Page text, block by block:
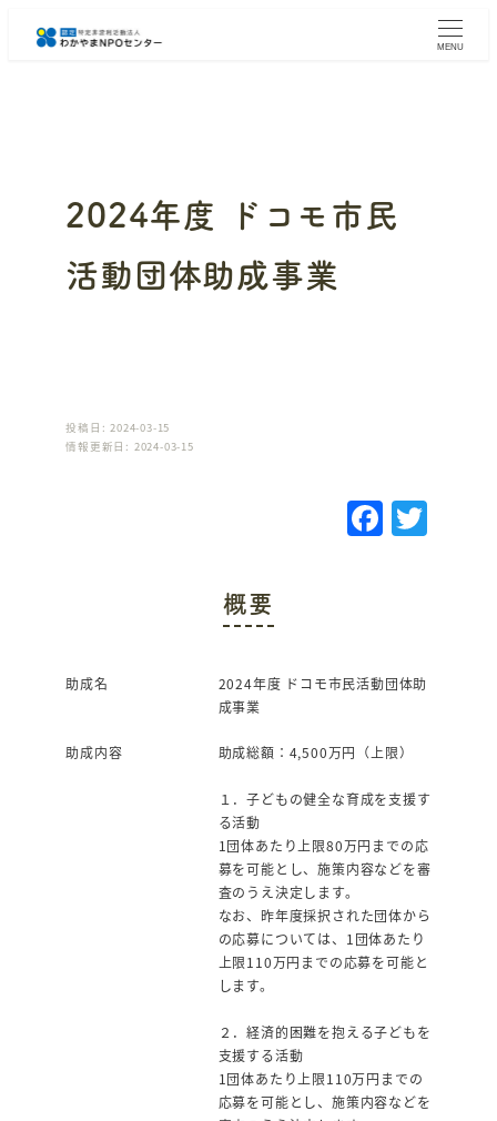
MENU
2024年度 ドコモ市民
活動団体助成事業
投稿日: 2024-03-15
情報更新日: 2024-03-15
F
a
o
k
T
概要
助成名
2024年度 ドコモ市民活動団体助
成事業
助成内容 助成総額：4,500万円（上限）
１．子どもの健全な育成を支援す
る活動
1団体あたり上限80万円までの応
募を可能とし、施策内容などを審
査のうえ決定します。
なお、昨年度採択された団体から
の応募については、1団体あたり
上限110万円までの応募を可能と
します。
２．経済的困難を抱える子どもを
支援する活動
1団体あたり上限110万円までの
応募を可能とし、施策内容などを